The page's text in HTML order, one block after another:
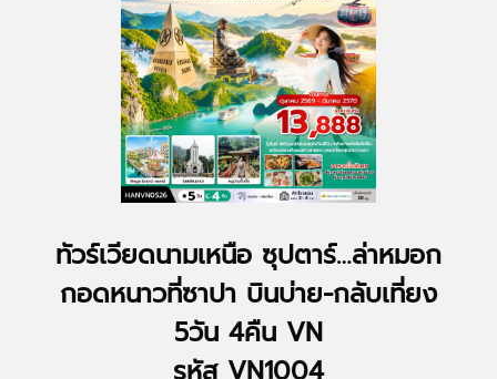
ทัวร์เวียดนามเหนือ ซุปตาร์…ล่าหมอก
กอดหนาวที่ซาปา บินบ่าย-กลับเที่ยง
5วัน 4คืน VN